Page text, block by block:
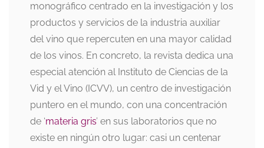
monográfico centrado en la investigación y los
productos y servicios de la industria auxiliar
del vino que repercuten en una mayor calidad
de los vinos. En concreto, la revista dedica una
especial atención al Instituto de Ciencias de la
Vid y el Vino (ICVV), un centro de investigación
puntero en el mundo, con una concentración
de ‘materia gris’ en sus laboratorios que no
existe en ningún otro lugar: casi un centenar